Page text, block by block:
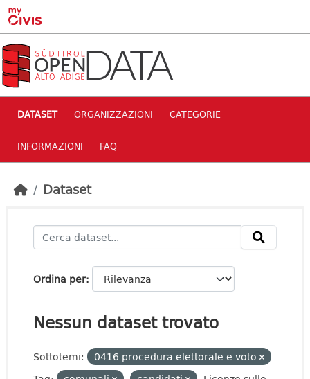
Skip to main content
DATASET ORGANIZZAZIONI CATEGORIE
INFORMAZIONI FAQ
Dataset
Ordina per
Nessun dataset trovato
Sottotemi:
0416 procedura elettorale e voto